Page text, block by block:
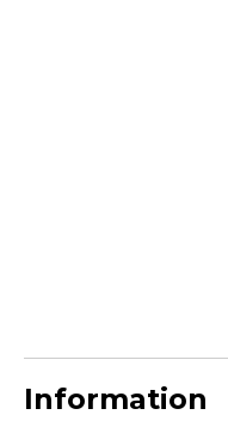
Information